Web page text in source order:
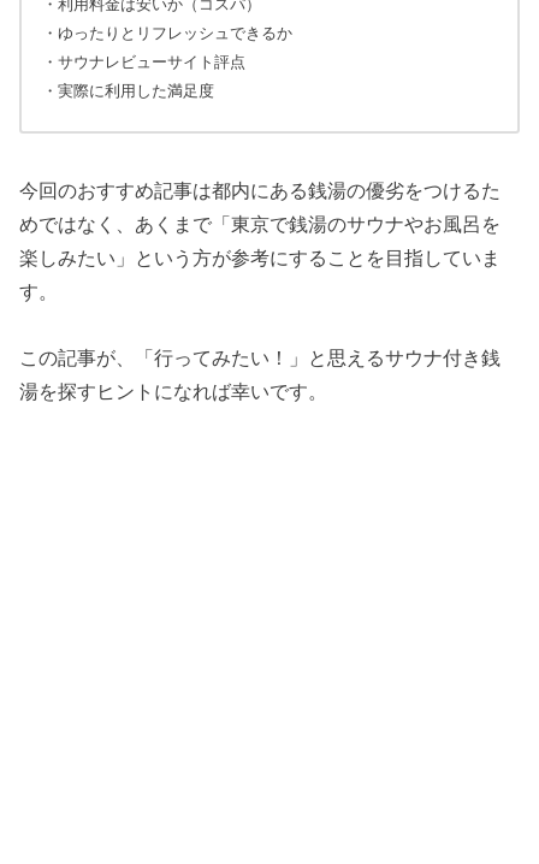
・利用料金は安いか（コスパ）
・ゆったりとリフレッシュできるか
・サウナレビューサイト評点
・実際に利用した満足度
今回のおすすめ記事は都内にある銭湯の優劣をつけるた
めではなく、あくまで「東京で銭湯のサウナやお風呂を
楽しみたい」という方が参考にすることを目指していま
す。
この記事が、「行ってみたい！」と思えるサウナ付き銭
湯を探すヒントになれば幸いです。